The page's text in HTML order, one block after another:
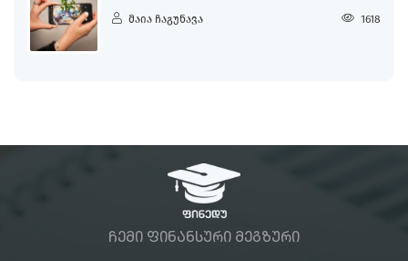
მაია ჩაგუნავა 1618
ᲩᲔᲛᲘ ᲤᲘᲜᲐᲜᲡᲣᲠᲘ ᲛᲔᲒᲖᲣᲠᲘ